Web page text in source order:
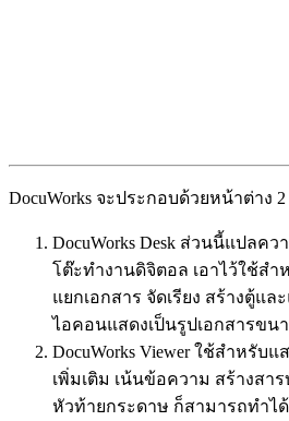
DocuWorks จะประกอบด้วยหน้าต่าง
DocuWorks Desk ส่วนนี้แปลค
โต๊ะทำงานดิจิตอล เอาไว้ใช้สำ
แยกเอกสาร จัดเรียง สร้างตู้แล
ไอคอนแสดงเป็นรูปเอกสารขน
DocuWorks Viewer ใช้สำหรับ
เพิ่มเติม เน้นข้อความ สร้างส
หัวท้ายกระดาษ ก็สามารถทำไ